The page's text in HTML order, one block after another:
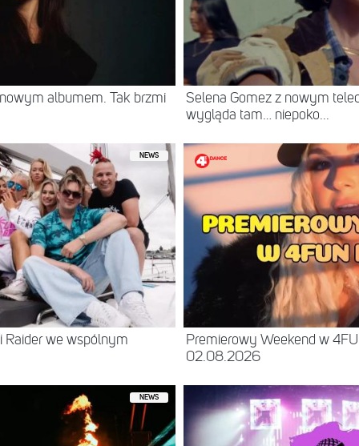
albumem. Tak brzmi
Selena Gomez z nowym
wygląda tam… niepoko...
NEWS
Raider we wspólnym
Premierowy Weekend w
02.08.2026
NEWS